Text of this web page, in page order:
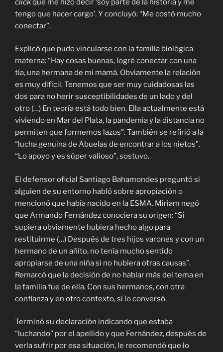
tengo que hacer cargo’. Y concluyó: “Me costó mucho
conectar”.
Explicó que pudo vincularse con la familia biológica
materna: “Hay cosas buenas, logré conectar con una
tía, una hermana de mi mamá. Obviamente la relación
es muy difícil. Tenemos que ser muy cuidadosas las
dos para no herir susceptibilidades de un lado y del
otro (…) En teoría está todo bien. Ella actualmente está
viviendo en Mar del Plata, la pandemia y la distancia no
permiten que formemos lazos”. También se refirió a la
“lucha genuina de Abuelas de encontrar a los nietos”.
“Lo apoyo y es súper valioso”, sostuvo.
El defensor oficial Santiago Bahamondes preguntó si
alguien de su entorno habló sobre apropiación o
mencionó que había nacido en la ESMA. Miriam negó
que Armando Fernández conociera su origen: “Si
supiera obviamente hubiera hecho algo para
restituirme (…) Después de tres hijos varones y con un
hermano de un añito, no tenía mucho sentido
apropiarse de una niña si no hubiera otras causas”.
Remarcó que la decisión de no hablar más del tema en
la familia fue de ella. Con sus hermanos, con otra
confianza y en otro contexto, sí lo conversó.
Terminó su declaración indicando que estaba
“luchando” por el apellido y que Fernández, después de
verla sufrir por esa situación, le recomendó que lo